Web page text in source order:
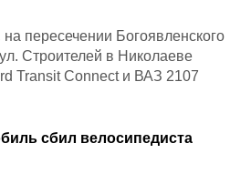
пересечении Богоявленского
Строителей в Николаеве
Transit Connect и ВАЗ 2107
сбил велосипедиста